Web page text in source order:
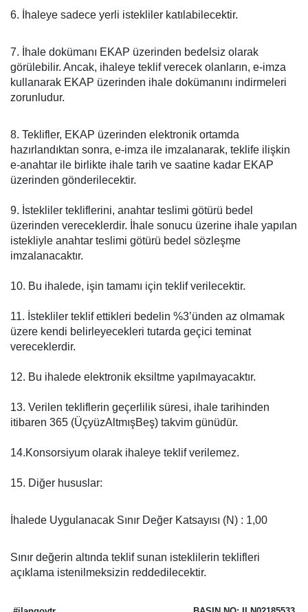
6. İhaleye sadece yerli istekliler katılabilecektir.
7. İhale dokümanı EKAP üzerinden bedelsiz olarak
görülebilir. Ancak, ihaleye teklif verecek olanların, e-imza
kullanarak EKAP üzerinden ihale dokümanını indirmeleri
zorunludur.
8. Teklifler, EKAP üzerinden elektronik ortamda
hazırlandıktan sonra, e-imza ile imzalanarak, teklife ilişkin
e-anahtar ile birlikte ihale tarih ve saatine kadar EKAP
üzerinden gönderilecektir.
9. İstekliler tekliflerini, anahtar teslimi götürü bedel
üzerinden vereceklerdir. İhale sonucu üzerine ihale yapılan
istekliyle anahtar teslimi götürü bedel sözleşme
imzalanacaktır.
10. Bu ihalede, işin tamamı için teklif verilecektir.
11. İstekliler teklif ettikleri bedelin %3’ünden az olmamak
üzere kendi belirleyecekleri tutarda geçici teminat
vereceklerdir.
12. Bu ihalede elektronik eksiltme yapılmayacaktır.
13. Verilen tekliflerin geçerlilik süresi, ihale tarihinden
itibaren 365 (ÜçyüzAltmışBeş) takvim günüdür.
14.Konsorsiyum olarak ihaleye teklif verilemez.
15. Diğer hususlar:
İhalede Uygulanacak Sınır Değer Katsayısı (N) : 1,00
Sınır değerin altında teklif sunan isteklilerin teklifleri
açıklama istenilmeksizin reddedilecektir.